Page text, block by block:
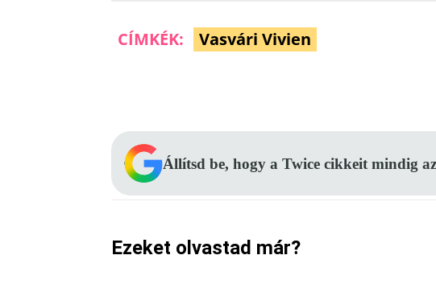
CÍMKÉK: Vasvári Vivien
Állítsd be, hogy a Twice cikkeit mindig
Ezeket olvastad már?